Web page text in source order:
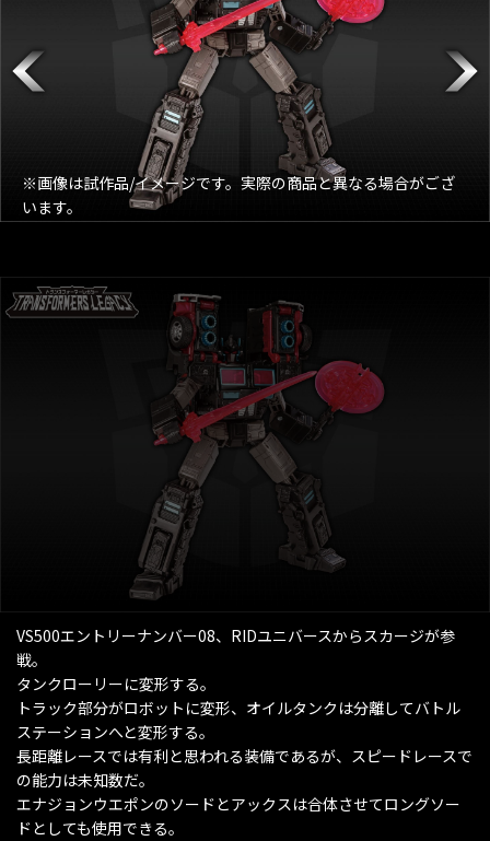
※画像は試作品/イメージです。実際の商品と異なる場合がござ
います。
VS500エントリーナンバー08、RIDユニバースからスカージが参
戦。
タンクローリーに変形する。
トラック部分がロボットに変形、オイルタンクは分離してバトル
ステーションへと変形する。
長距離レースでは有利と思われる装備であるが、スピードレースで
の能力は未知数だ。
エナジョンウエポンのソードとアックスは合体させてロングソー
ドとしても使用できる。